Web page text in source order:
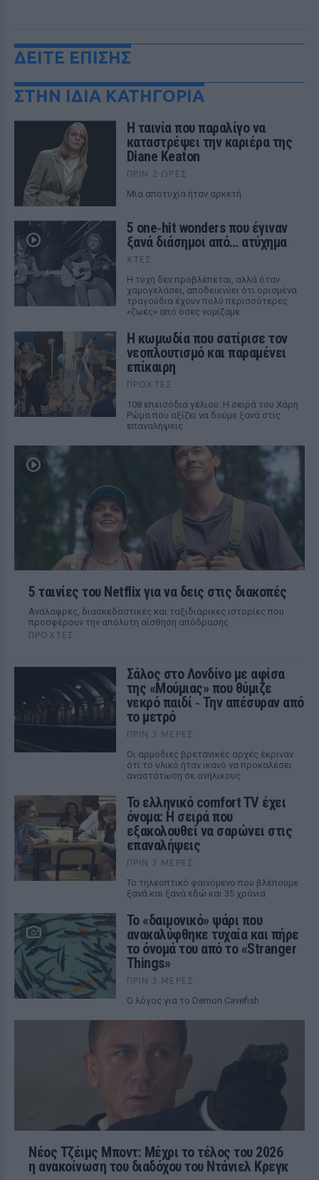
ΔΕΙΤΕ ΕΠΙΣΗΣ
ΣΤΗΝ ΙΔΙΑ ΚΑΤΗΓΟΡΙΑ
Η ταινία που παραλίγο να
καταστρέψει την καριέρα της
Diane Keaton
ΠΡΙΝ 2 ΏΡΕΣ
Μία αποτυχία ήταν αρκετή
5 one‑hit wonders που έγιναν
ξανά διάσημοι από… ατύχημα
ΧΤΕΣ
Η τύχη δεν προβλέπεται, αλλά όταν
χαμογελάσει, αποδεικνύει ότι ορισμένα
τραγούδια έχουν πολύ περισσότερες
«ζωές» από όσες νομίζαμε
Η κωμωδία που σατίρισε τον
νεοπλουτισμό και παραμένει
επίκαιρη
ΠΡΟΧΤΈΣ
108 επεισόδια γέλιου: Η σειρά του Χάρη
Ρώμα που αξίζει να δούμε ξανά στις
επαναλήψεις
5 ταινίες του Netflix για να δεις στις διακοπές
Aνάλαφρες, διασκεδαστικές και ταξιδιάρικες ιστορίες που
προσφέρουν την απόλυτη αίσθηση απόδρασης
ΠΡΟΧΤΈΣ
Σάλος στο Λονδίνο με αφίσα
της «Μούμιας» που θύμιζε
νεκρό παιδί ‑ Την απέσυραν από
το μετρό
ΠΡΙΝ 3 ΜΈΡΕΣ
Οι αρμόδιες βρετανικές αρχές έκριναν
ότι το υλικό ήταν ικανό να προκαλέσει
αναστάτωση σε ανήλικους
Το ελληνικό comfort TV έχει
όνομα: Η σειρά που
εξακολουθεί να σαρώνει στις
επαναλήψεις
ΠΡΙΝ 3 ΜΈΡΕΣ
Το τηλεοπτικό φαινόμενο που βλέπουμε
ξανά και ξανά εδώ και 35 χρόνια
Το «δαιμονικό» ψάρι που
ανακαλύφθηκε τυχαία και πήρε
το όνομά του από το «Stranger
Things»
ΠΡΙΝ 3 ΜΈΡΕΣ
Ο λόγος για το Demon Cavefish
Νέος Τζέιμς Μποντ: Μέχρι το τέλος του 2026
η ανακοίνωση του διαδόχου του Ντάνιελ Κρεγκ